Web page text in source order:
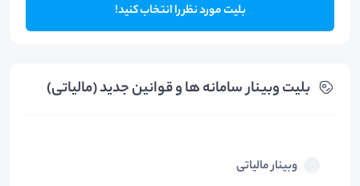
بلیت مورد نظر را انتخاب کنید!
بلیت‌ وبینار سامانه ها و قوانین جدید (مالیاتی)
وبینار مالیاتی